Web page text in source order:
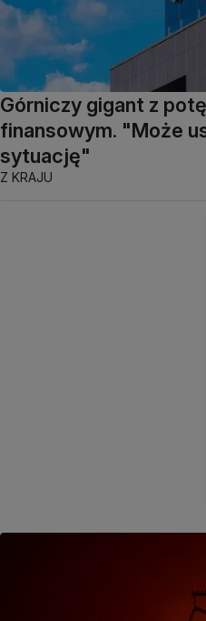
Górniczy gigant z
finansowym. "Może
sytuację"
Z KRAJU